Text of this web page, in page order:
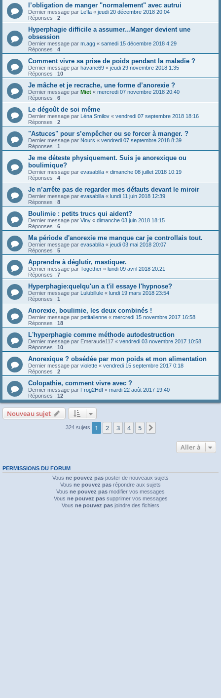
l’obligation de manger "normalement" avec autrui
Dernier message par Leïla « jeudi 20 décembre 2018 20:04
Réponses : 2
Hyperphagie difficile a assumer...Manger devient une
obsession
Dernier message par m.agg « samedi 15 décembre 2018 4:29
Réponses : 4
Comment vivre sa prise de poids pendant la maladie ?
Dernier message par havane69 « jeudi 29 novembre 2018 1:35
Réponses : 10
Je mâche et je recrache, une forme d’anorexie ?
Dernier message par Miet « mercredi 07 novembre 2018 20:40
Réponses : 6
Le dégoût de soi même
Dernier message par Léna Smilov « vendredi 07 septembre 2018 18:16
Réponses : 2
"Astuces" pour s’empêcher ou se forcer à manger. ?
Dernier message par Nours « vendredi 07 septembre 2018 8:39
Réponses : 1
Je me déteste physiquement. Suis je anorexique ou
boulimique?
Dernier message par evasablila « dimanche 08 juillet 2018 10:19
Réponses : 4
Je n’arrête pas de regarder mes défauts devant le miroir
Dernier message par evasablila « lundi 11 juin 2018 12:39
Réponses : 8
Boulimie : petits trucs qui aident?
Dernier message par Viny « dimanche 03 juin 2018 18:15
Réponses : 6
Ma période d'anorexie me manque car je controllais tout.
Dernier message par evasablila « jeudi 03 mai 2018 20:07
Réponses : 5
Apprendre à déglutir, mastiquer.
Dernier message par Together « lundi 09 avril 2018 20:21
Réponses : 7
Hyperphagie:quelqu'un a t'il essaye l'hypnose?
Dernier message par Lulubillule « lundi 19 mars 2018 23:54
Réponses : 1
Anorexie, boulimie, les deux combinés !
Dernier message par petitalienne « mercredi 15 novembre 2017 16:58
Réponses : 18
L'hyperphagie comme méthode autodestruction
Dernier message par Emeraude117 « vendredi 03 novembre 2017 10:58
Réponses : 10
Anorexique ? obsédée par mon poids et mon alimentation
Dernier message par violette « vendredi 15 septembre 2017 0:18
Réponses : 2
Colopathie, comment vivre avec ?
Dernier message par Frog2Hdf « mardi 22 août 2017 19:40
Réponses : 12
Nouveau sujet
324 sujets 1 2 3 4 5
Aller à
PERMISSIONS DU FORUM
Vous ne pouvez pas poster de nouveaux sujets
Vous ne pouvez pas répondre aux sujets
Vous ne pouvez pas modifier vos messages
Vous ne pouvez passupprimer vos messages
Vous ne pouvez pas joindre des fichiers